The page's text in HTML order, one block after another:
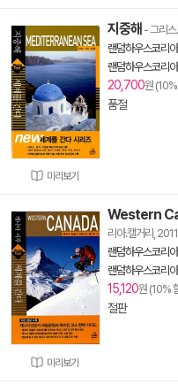
미리보기
지중해 - 그리
랜덤하우스코리
랜덤하우스코리아
20,700원
품절
미리보기
Western
리아.캘거리,
랜덤하우스코리
랜덤하우스코리아
15,120원 (10%
절판